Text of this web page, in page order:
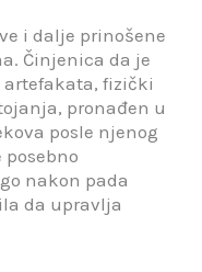
i dalje prinošene
Činjenica da je
fizički
pronađen u
posle njenog
nakon pada
da upravlja